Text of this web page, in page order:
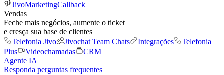
JivoMarketingCallback
Vendas
Feche mais negócios, aumente o ticket
e cresça sua base de clientes
Telefonia Jivo
Jivochat Team Chats Integrações
Telefonia
Plus
Videochamadas
CRM
Agente IA
Responda perguntas frequentes